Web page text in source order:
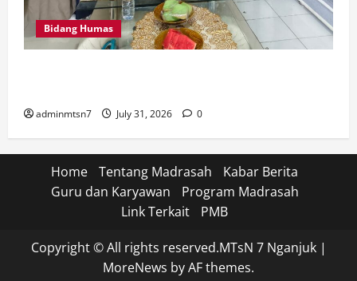
Bidang Humas
adminmtsn7 July 31, 2026 0
Home Tentang Madrasah
Kabar Berita
Guru dan Karyawan
Program Madrasah
Link Terkait
PMB
Copyright © All rights reserved.MTsN 7 Nganjuk |
MoreNews by AF themes.